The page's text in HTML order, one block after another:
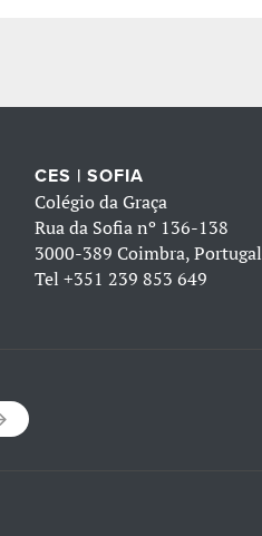
CES | SOFIA
Colégio da Graça
Rua da Sofia nº 136-138
3000-389 Coimbra, Portugal
Tel +351 239 853 649